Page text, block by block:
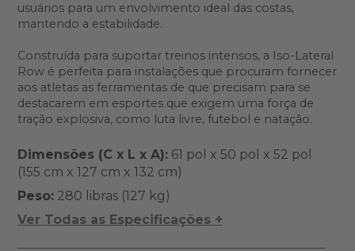
usuários para um envolvimento ideal das costas,
mantendo a estabilidade.
Construída para suportar treinos intensos, a Iso-Lateral
Row é perfeita para instalações que procuram fornecer
aos atletas as ferramentas de que precisam para se
destacarem em esportes que exigem uma força de
tração explosiva, como luta livre, futebol e natação.
Dimensões (C x L x A):61 pol x 50 pol x 52 pol
(155 cm x 127 cm x 132 cm)
Peso:280 libras (127 kg)
Ver Todas as Especificações +